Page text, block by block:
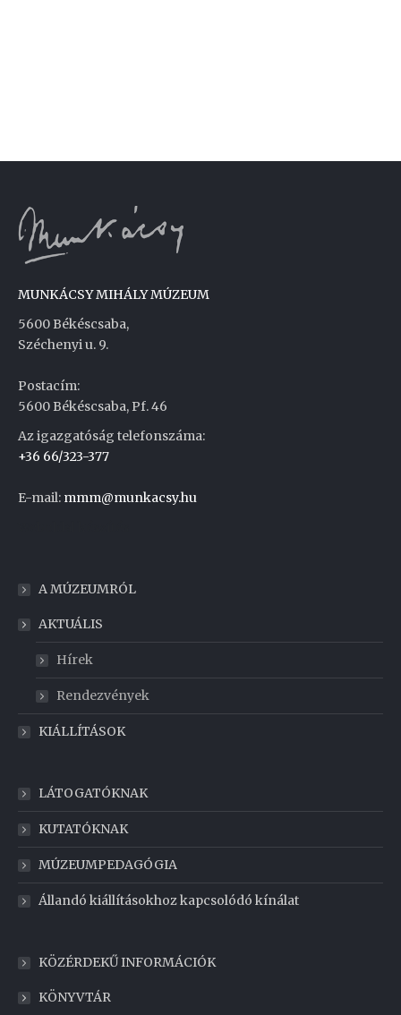
MUNKÁCSY MIHÁLY MÚZEUM
5600 Békéscsaba,
Széchenyi u. 9.
Postacím:
5600 Békéscsaba, Pf. 46
Az igazgatóság telefonszáma:
+36 66/323-377
E-mail: mmm@munkacsy.hu
A MÚZEUMRÓL
AKTUÁLIS
Hírek
Rendezvények
KIÁLLÍTÁSOK
LÁTOGATÓKNAK
KUTATÓKNAK
MÚZEUMPEDAGÓGIA
Állandó kiállításokhoz kapcsolódó kínálat
KÖZÉRDEKŰ INFORMÁCIÓK
KÖNYVTÁR